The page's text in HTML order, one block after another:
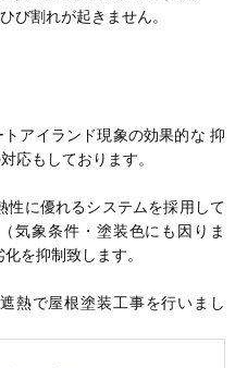
び割れが起きません。
アイランド現象の効果的な 抑
応もしております。
性に優れるシステムを採用して
気象条件・塗装色にも因りま
を抑制致します。
熱で屋根塗装工事を行いまし